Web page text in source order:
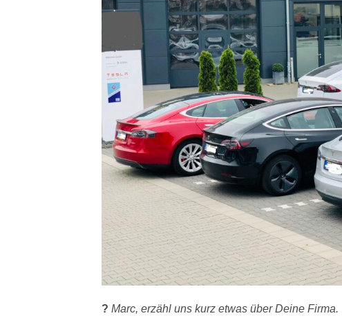
? Marc, erzähl uns kurz etwas über Deine Firma.